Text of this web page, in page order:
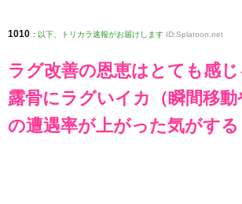
1010 : 以下、トリカラ速報がお届けします ID:Splatoon.net
ラグ改善の恩恵はとても感
露骨にラグいイカ（瞬間移動
の遭遇率が上がった気がする